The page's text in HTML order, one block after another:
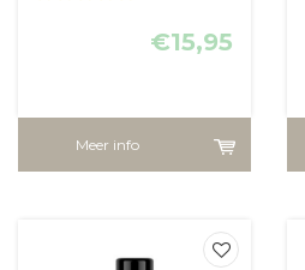
€15,95
Meer info